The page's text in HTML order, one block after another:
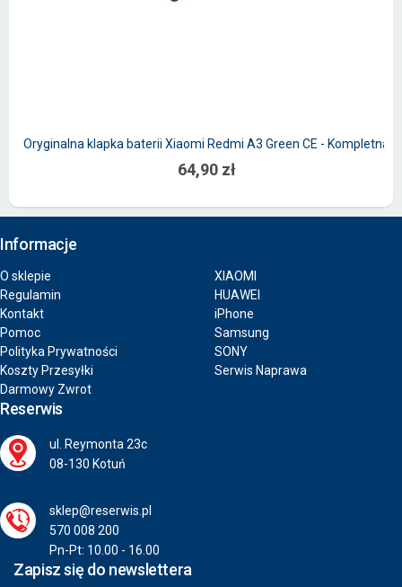
Oryginalna klapka baterii Xiaomi Redmi A3 Green CE - Kompletna
64,90 zł
Informacje
O sklepie
Regulamin
Kontakt
Pomoc
Polityka Prywatności
Koszty Przesyłki
Darmowy Zwrot
XIAOMI
HUAWEI
iPhone
Samsung
SONY
Serwis Naprawa
Reserwis
ul. Reymonta 23c
08-130 Kotuń
sklep@reserwis.pl
570 008 200
Pn-Pt: 10.00 - 16.00
Zapisz się do newslettera